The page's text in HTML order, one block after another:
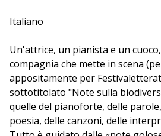
rispetto a quanto riportato sul
Originariamente il suo
il Club Nautico.
Italiano
Un'attrice, un pianista e un
compagnia che mette in scena
appositamente per
sottotitolato "Note sulla
quelle del pianoforte, delle
poesia, delle canzoni, delle